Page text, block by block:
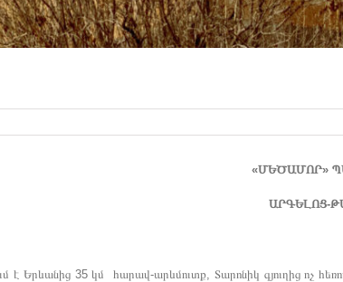
«ՄԵԾԱՄՈՐ»
ԱՐԳԵԼՈՑ-
է Երևանից 35 կմ հարավ-արևմուտք, Տարոնիկ գյուղից ոչ